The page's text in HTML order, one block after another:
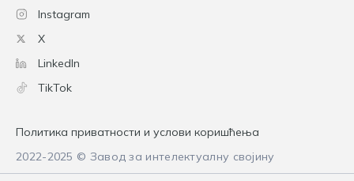
Instagram
X
LinkedIn
TikTok
Политика приватности и услови коришћења
2022-2025 © Завод за интелектуалну својину